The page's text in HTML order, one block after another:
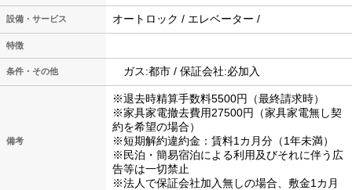
設備・サービス オートロック / エレベーター /
特徴
条件・その他 ガス:都市 / 保証会社:必加入
備考
※退去時精算手数料5500円（最終請求時）
※家具家電撤去費用27500円（家具家電無し契
約を希望の場合）
※短期解約違約金：賃料1カ月分（1年未満）
※民泊・簡易宿泊による利用及びそれに伴う広
告等は一切禁止
※法人で保証会社加入無しの場合、敷金1カ月